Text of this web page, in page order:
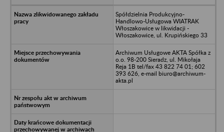
Spółdzielnia Produkcyjno-
Handlowo-Usługowa WIATRAK
Włoszakowice w likwidacji -
Włoszakowice, ul. Krupińskiego 33
Archiwum Usługowe AKTA Spółka z
o.o. 98-200 Sieradz, ul. Mikołaja
Reja 1B tel/fax 43 822 74 01; 602
393 626, e-mail biuro@archiwum-
akta.pl